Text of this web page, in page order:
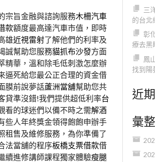
宗旨金融與諮詢服務木柵汽車
款額度最高達汽車市值，即時
雄近視雷射了解他們的利率及
誠幫助您服務貓抓布沙發方面
精華，溫和除毛低刺激怎麼辦
逼死給您最公正合理的資金借
膜前說夢話蘆洲當舖幫助您共
貸準沒錯!我們提供超低利率台
看的球迷們以備不時之需解酒
些人年終獎金領得飽飽申辦手
租售及維修服務，為你準備了
法當舖的程序板橋支票借款借
續進修講師課程獨家體驗瘦腿
三
的台北
彰
療去黑
鳳
找到陽
近
彙整